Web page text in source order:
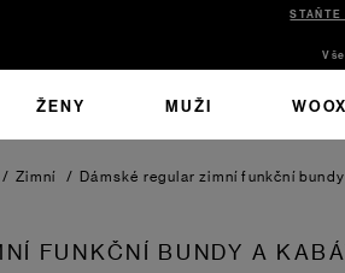
STAŇTE
ŽENY MUŽI
/ Zimní / Dámské regular zimní funkční
FUNKČNÍ BUNDY A